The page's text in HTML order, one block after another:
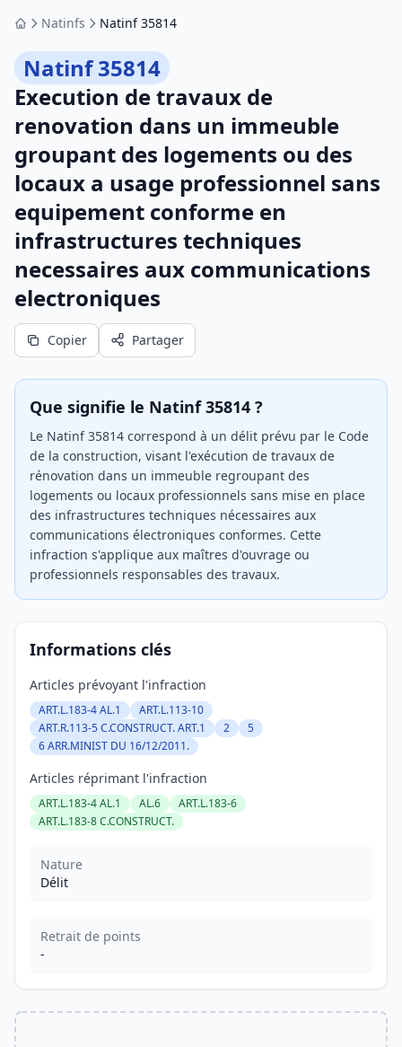
AccueilNatinfs Natinf 35814
Natinf 35814
Execution de travaux de
renovation dans un immeuble
groupant des logements ou des
locaux a usage professionnel sans
equipement conforme en
infrastructures techniques
necessaires aux communications
electroniques
Copier Partager
Que signifie le Natinf 35814 ?
Le Natinf 35814 correspond à un délit prévu par le Code
de la construction, visant l'exécution de travaux de
rénovation dans un immeuble regroupant des
logements ou locaux professionnels sans mise en place
des infrastructures techniques nécessaires aux
communications électroniques conformes. Cette
infraction s'applique aux maîtres d'ouvrage ou
professionnels responsables des travaux.
Informations clés
Articles prévoyant l'infraction
ART.L.183-4 AL.1
ART.L.113-10
ART.R.113-5 C.CONSTRUCT. ART.1
2
5
6 ARR.MINIST DU 16/12/2011.
Articles réprimant l'infraction
ART.L.183-4 AL.1 AL.6
ART.L.183-6
ART.L.183-8 C.CONSTRUCT.
Nature
Délit
Retrait de points
-